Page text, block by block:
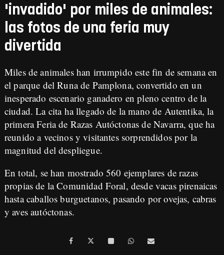
'invadido' por miles de animales:
las fotos de una feria muy
divertida
Miles de animales han irrumpido este fin de semana en
el parque del Runa de Pamplona, convertido en un
inesperado escenario ganadero en pleno centro de la
ciudad. La cita ha llegado de la mano de Autentika, la
primera Feria de Razas Autóctonas de Navarra, que ha
reunido a vecinos y visitantes sorprendidos por la
magnitud del despliegue.
En total, se han mostrado 560 ejemplares de razas
propias de la Comunidad Foral, desde vacas pirenaicas
hasta caballos burguetanos, pasando por ovejas, cabras
y aves autóctonas.